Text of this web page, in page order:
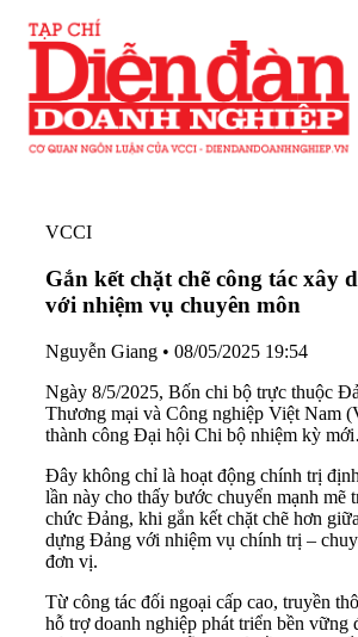
VCCI
Gắn kết chặt chẽ công tác xây
với nhiệm vụ chuyên môn
Nguyễn Giang • 08/05/2025 19:54
Ngày 8/5/2025, Bốn chi bộ trực thuộc
Thương mại và Công nghiệp Việt Nam
thành công Đại hội Chi bộ nhiệm kỳ
Đây không chỉ là hoạt động chính trị
lần này cho thấy bước chuyển mạnh mẽ
chức Đảng, khi gắn kết chặt chẽ hơn
dựng Đảng với nhiệm vụ chính trị –
đơn vị.
Từ công tác đối ngoại cấp cao, truyền
hỗ trợ doanh nghiệp phát triển bền vững